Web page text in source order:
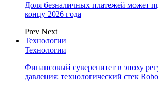
Доля безналичных платежей может
концу 2026 года
Prev Next
Технологии
Технологии
Финансовый суверенитет в эпоху
давления: технологический стек